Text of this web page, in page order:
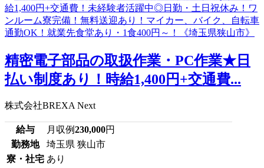
精密電子部品の取扱作業・PC作業★日
払い制度あり！時給1,400円+交通費...
株式会社BREXA Next
給与 月収例230,000円
勤務地
埼玉県 狭山市
寮・社宅 あり